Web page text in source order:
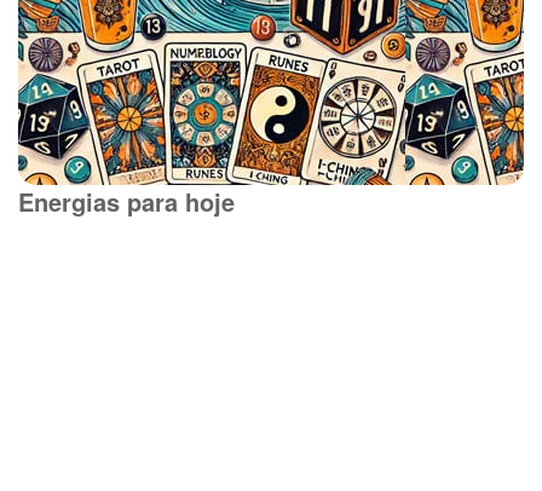
Energias para hoje